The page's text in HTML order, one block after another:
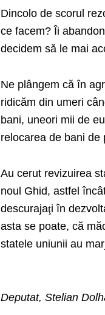
Dincolo de scorul
ce facem? Îi
decidem să le mai
Ne plângem că în
ridicăm din umeri
bani, uneori mii de
relocarea de bani de
Au cerut revizuirea
noul Ghid, astfel
descurajaţi în
asta se poate, că
statele uniunii au
Deputat, Stelian